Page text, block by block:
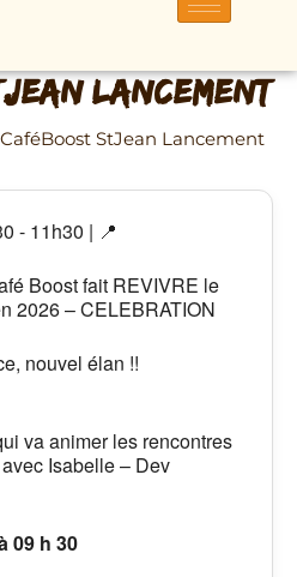
Lancement
CaféBoost StJean Lancement
- 11h30 | 📍
Boost fait REVIVRE le
2026 – CELEBRATION
nouvel élan !!
va animer les rencontres
Isabelle – Dev
09 h 30